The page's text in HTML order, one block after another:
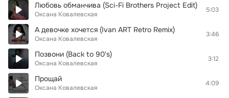
Любовь обманчива (Sci-Fi Brothers Project Edit)
Оксана Ковалевская
5:03
А девочке хочется (Ivan ART Retro Remix)
Оксана Ковалевская
3:46
Позвони (Back to 90's)
Оксана Ковалевская
3:12
Прощай
Оксана Ковалевская
4:09